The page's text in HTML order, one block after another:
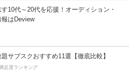
10代～20代を応援！オーディション・
報はDeview
サブスクおすすめ11選【徹底比較】
足度ランキング